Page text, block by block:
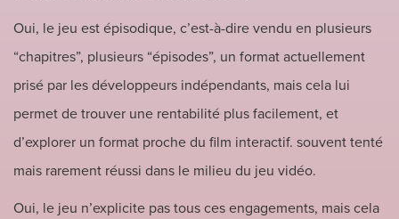
Oui, le jeu est épisodique, c’est-à-dire vendu en plusieurs
“chapitres”, plusieurs “épisodes”, un format actuellement
prisé par les développeurs indépendants, mais cela lui
permet de trouver une rentabilité plus facilement, et
d’explorer un format proche du film interactif. souvent tenté
mais rarement réussi dans le milieu du jeu vidéo.
Oui, le jeu n’explicite pas tous ces engagements, mais cela